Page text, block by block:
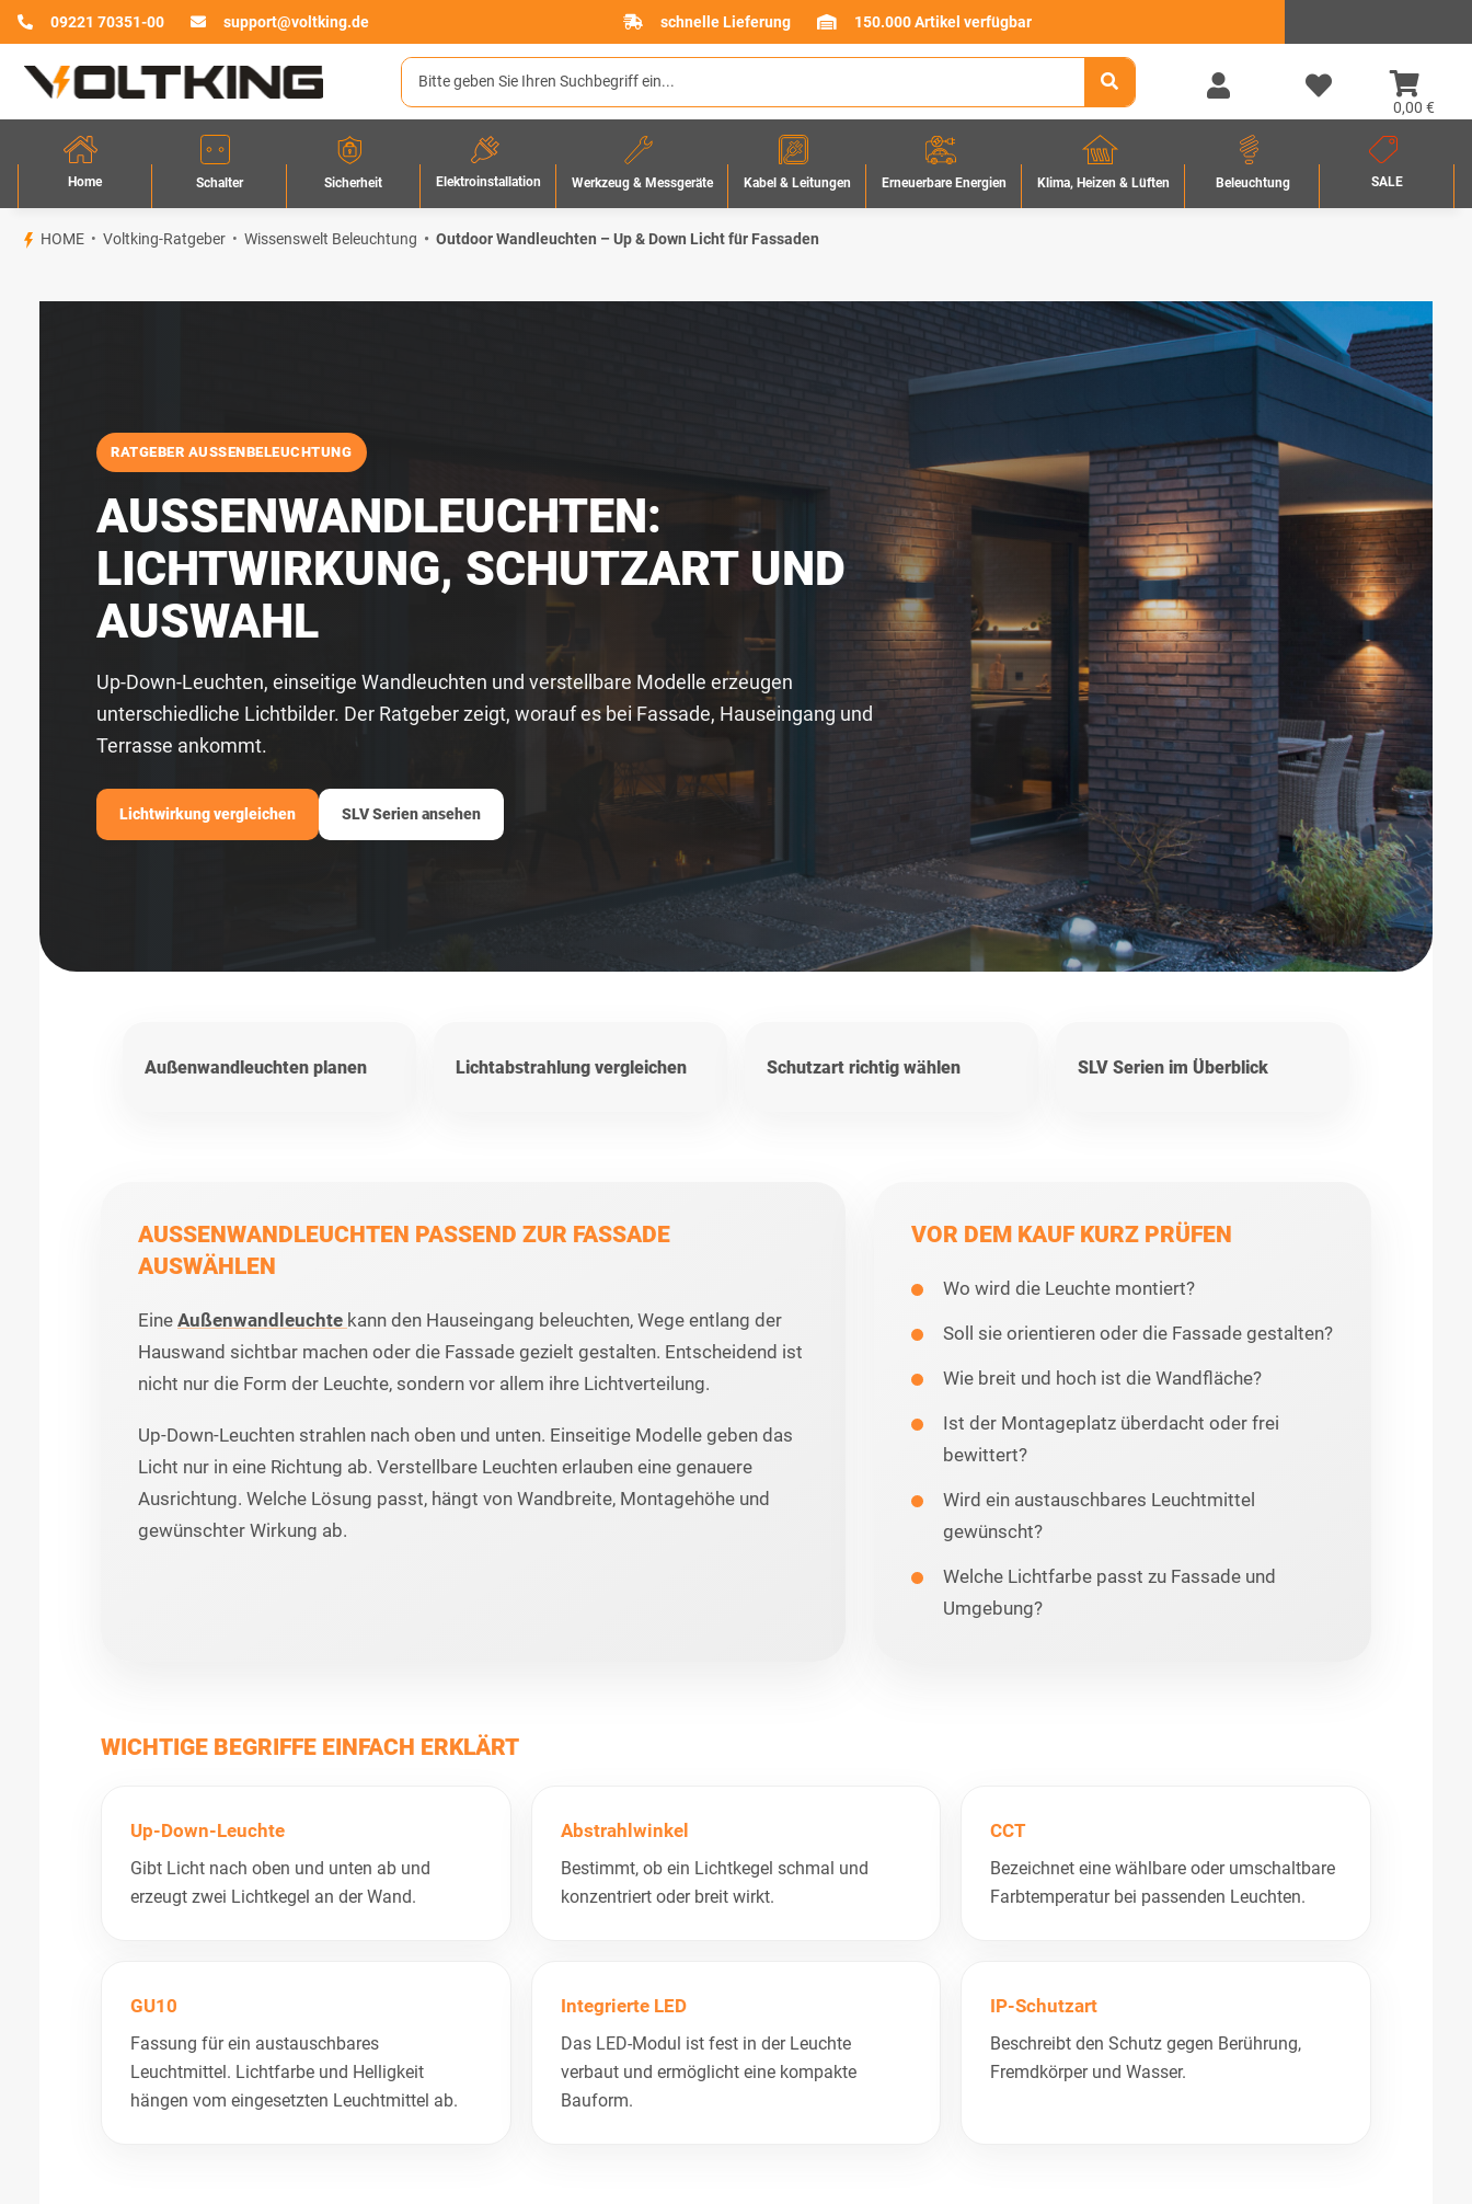
09221 70351-00 support@voltking.de schnelle Lieferung 150.000 Artikel verfügbar
0,00 €
Home Schalter Sicherheit Elektroinstallation Werkzeug & Messgeräte Kabel & Leitungen Erneuerbare Energien Klima, Heizen & Lüften Beleuchtung SALE
HOME Voltking-Ratgeber Wissenswelt Beleuchtung Outdoor Wandleuchten – Up & Down Licht für Fassaden
RATGEBER AUSSENBELEUCHTUNG
AUSSENWANDLEUCHTEN: L
ICHTWIRKUNG, SCHUTZART UND A
USWAHL
Up-Down-Leuchten, einseitige Wandleuchten und verstellbare Modelle erzeugen
unterschiedliche Lichtbilder. Der Ratgeber zeigt, worauf es bei Fassade, Hauseingang und
Terrasse ankommt.
Lichtwirkung vergleichen SLV Serien ansehen
Außenwandleuchten planen Lichtabstrahlung vergleichen Schutzart richtig wählen SLV Serien im Überblick
AUSSENWANDLEUCHTEN PASSEND ZUR FASSADE A
USWÄHLEN
Eine Außenwandleuchte kann den Hauseingang beleuchten, Wege entlang der
Hauswand sichtbar machen oder die Fassade gezielt gestalten. Entscheidend ist
nicht nur die Form der Leuchte, sondern vor allem ihre Lichtverteilung.
Up-Down-Leuchten strahlen nach oben und unten. Einseitige Modelle geben das
Licht nur in eine Richtung ab. Verstellbare Leuchten erlauben eine genauere
Ausrichtung. Welche Lösung passt, hängt von Wandbreite, Montagehöhe und
gewünschter Wirkung ab.
VOR DEM KAUF KURZ PRÜFEN
Wo wird die Leuchte montiert?
Soll sie orientieren oder die Fassade gestalten?
Wie breit und hoch ist die Wandfläche?
Ist der Montageplatz überdacht oder frei
bewittert?
Wird ein austauschbares Leuchtmittel
gewünscht?
Welche Lichtfarbe passt zu Fassade und
Umgebung?
WICHTIGE BEGRIFFE EINFACH ERKLÄRT
Up-Down-Leuchte
Gibt Licht nach oben und unten ab und
erzeugt zwei Lichtkegel an der Wand.
Abstrahlwinkel
Bestimmt, ob ein Lichtkegel schmal und
konzentriert oder breit wirkt.
CCT
Bezeichnet eine wählbare oder umschaltbare
Farbtemperatur bei passenden Leuchten.
GU10
Fassung für ein austauschbares
Leuchtmittel. Lichtfarbe und Helligkeit
hängen vom eingesetzten Leuchtmittel ab.
Integrierte LED
Das LED-Modul ist fest in der Leuchte
verbaut und ermöglicht eine kompakte
Bauform.
IP-Schutzart
Beschreibt den Schutz gegen Berührung,
Fremdkörper und Wasser.